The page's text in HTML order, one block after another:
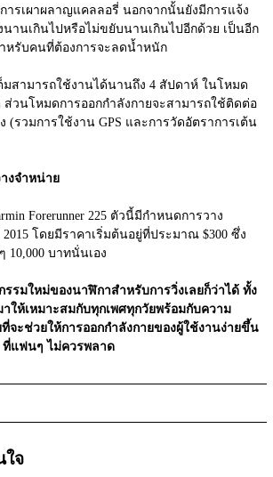
ารเผาผลาญแคลลอรี่ นอกจากนั้นยังมีการแจ้ง
นานเกินไปหรือไม่ขยับนานเกินไปอีกด้วย เป็นอีก
หรับคนที่ต้องการจะลดน้ำหนัก
มสามารถใช้งานได้นานถึง 4 สัปดาห์ ในโหมด
วนโหมดการออกกำลังกายจะสามารถใช้ติดต่อ
(รวมการใช้งาน GPS และการวัดอัตราการเต้น
งจำหน่าย
Forerunner 225 ตัวนี้มีกำหนดการวาง
โดยมีราคาเริ่มต้นอยู่ที่ประมาณ $300 ซึ่ง
10,000 บาทนั่นเอง
รรมใหม่ของนาฬิกาสำหรับการวิ่งเลยก็ว่าได้ ทั้ง
ให้เหมาะสมกับทุกเพศทุกวัยพร้อมกับความ
จะช่วยให้การออกกำลังกายของผู้ใช้งานง่ายขึ้น
ที่แฟนๆ ไม่ควรพลาด
ใจ